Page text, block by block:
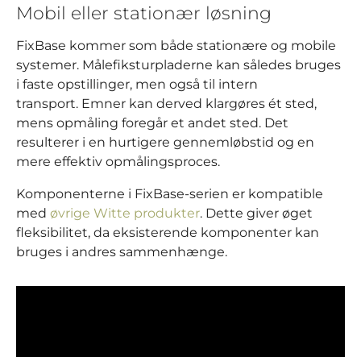
Mobil eller stationær løsning
FixBase kommer som både stationære og mobile
systemer. Målefiksturpladerne kan således bruges
i faste opstillinger, men også til intern
transport. Emner kan derved klargøres ét sted,
mens opmåling foregår et andet sted. Det
resulterer i en hurtigere gennemløbstid og en
mere effektiv opmålingsproces.
Komponenterne i FixBase-serien er kompatible
med øvrige Witte produkter. Dette giver øget
fleksibilitet, da eksisterende komponenter kan
bruges i andres sammenhænge.